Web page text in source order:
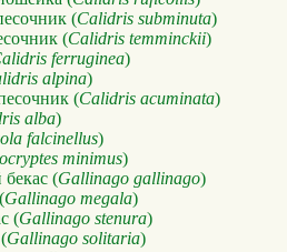
(Calidris subminuta)
(Calidris temminckii)
ferruginea)
alpina)
(Calidris acuminata)
alba)
falcinellus)
minimus)
(Gallinago gallinago)
Gallinago megala)
(Gallinago stenura)
Gallinago solitaria)